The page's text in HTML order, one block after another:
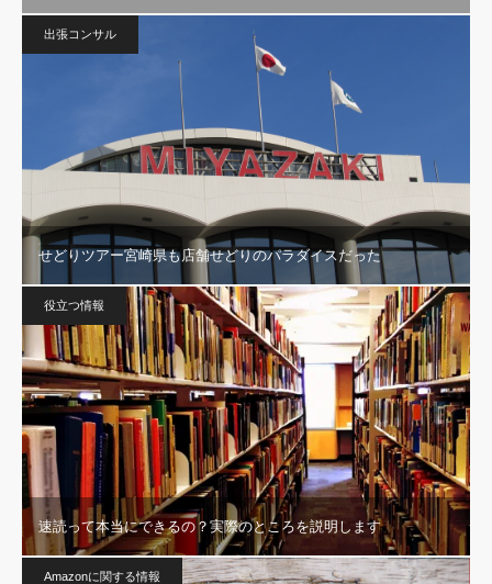
出張コンサル
せどりツアー宮崎県も店舗せどりのパラダイスだった
役立つ情報
速読って本当にできるの？実際のところを説明します
Amazonに関する情報